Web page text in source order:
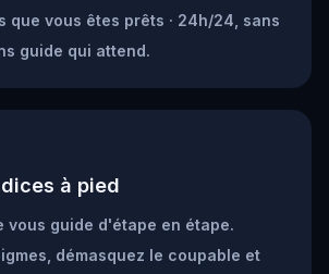
que vous êtes prêts · 24h/24, sans
guide qui attend.
à pied
vous guide d'étape en étape.
démasquez le coupable et